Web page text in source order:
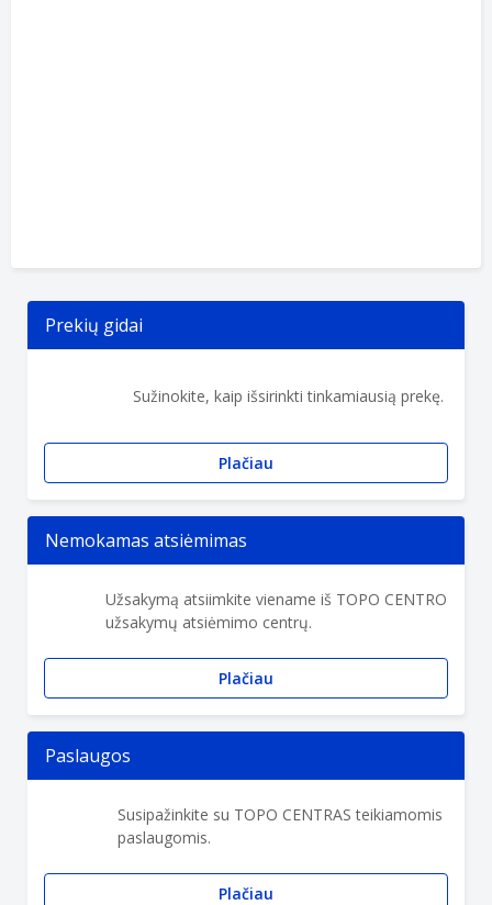
Prekių gidai
Sužinokite, kaip išsirinkti tinkamiausią prekę.
Plačiau
Nemokamas atsiėmimas
Užsakymą atsiimkite viename iš TOPO CENTRO
užsakymų atsiėmimo centrų.
Plačiau
Paslaugos
Susipažinkite su TOPO CENTRAS teikiamomis
paslaugomis.
Plačiau